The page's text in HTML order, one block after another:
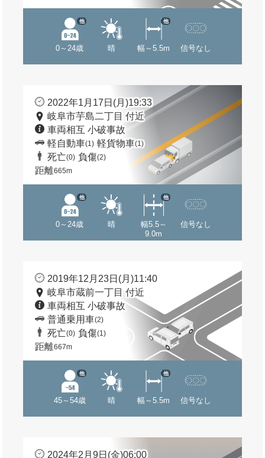
0～24歳
他
晴 幅～5.5m
他
信号なし
2022年1月17日(月)19:33
岐阜市芋島二丁目 付近
車両相互 小破事故
軽自動車(1) 軽貨物車(1)
死亡(0) 負傷(2)
距離665m
0～24歳
他
晴
幅5.5～
9.0m
他
信号なし
2019年12月23日(月)11:40
岐阜市蔵前一丁目 付近
車両相互 小破事故
普通乗用車(2)
死亡(0) 負傷(1)
距離667m
45～54歳
他
晴 幅～5.5m
他
信号なし
2024年2月9日(金)06:00